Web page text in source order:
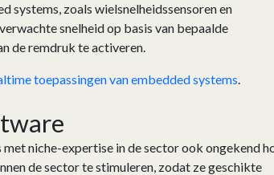
zoals wielsnelheidssensoren en
snelheid op basis van bepaalde
de remdruk te activeren.
toepassingen van embedded systems.
niche-expertise in de sector ook ongekend
de sector te stimuleren, zodat ze geschikte